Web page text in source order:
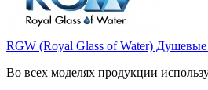
RGW (Royal Glass of Water)
Во всех моделях продукции